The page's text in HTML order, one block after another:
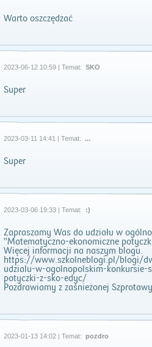
Warto oszczędzać
2023-06-12 10:59 | Temat: SKO
Super
2023-03-11 14:41 | Temat: ...
Super
2023-03-06 19:33 | Temat: :)
Zapraszamy Was do udziału w
"Matematyczno-ekonomiczne
Więcej informacji na naszym blogu.
https://www.szkolneblogi.pl/blogi/
udzialu-w-ogolnopolskim-konkursie-
potyczki-z-sko-edyc/
Pozdrawiamy z zaśnieżonej
2023-01-13 14:02 | Temat: pozdro